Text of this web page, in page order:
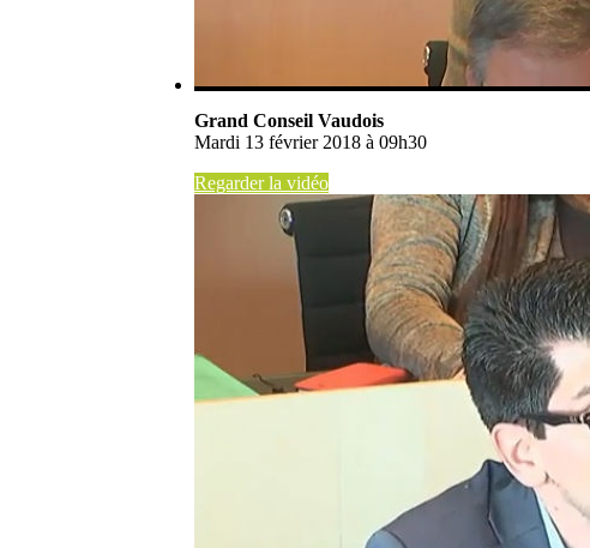
Grand Conseil Vaudois
Mardi 13 février 2018 à 09h30
Regarder la vidéo